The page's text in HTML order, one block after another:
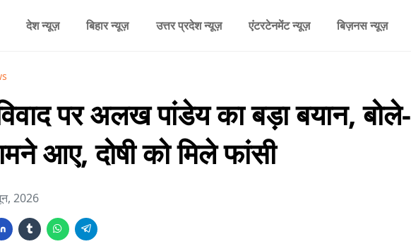
देश न्यूज़ बिहार न्यूज़ उत्तर प्रदेश न्यूज़ एंटरटेनमेंट न्यूज़ बिज़नस न्यूज़
पर अलख पांडेय का बड़ा बयान, बोले-
आए, दोषी को मिले फांसी
2026